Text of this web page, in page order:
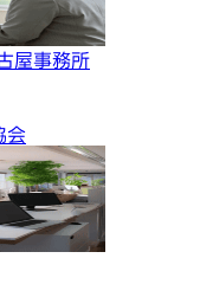
屋事務所
会